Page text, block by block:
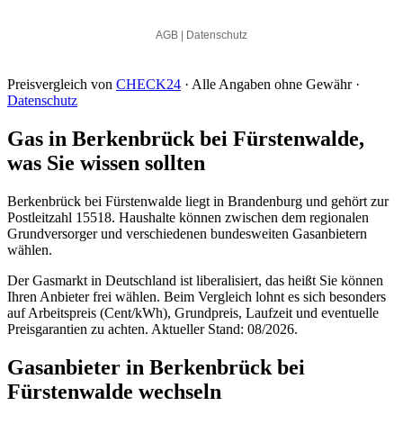
Preisvergleich von CHECK24 · Alle Angaben ohne Gewähr ·
Datenschutz
Gas in Berkenbrück bei Fürstenwalde,
was Sie wissen sollten
Berkenbrück bei Fürstenwalde liegt in Brandenburg und gehört zur
Postleitzahl 15518. Haushalte können zwischen dem regionalen
Grundversorger und verschiedenen bundesweiten Gasanbietern
wählen.
Der Gasmarkt in Deutschland ist liberalisiert, das heißt Sie können
Ihren Anbieter frei wählen. Beim Vergleich lohnt es sich besonders
auf Arbeitspreis (Cent/kWh), Grundpreis, Laufzeit und eventuelle
Preisgarantien zu achten. Aktueller Stand: 08/2026.
Gasanbieter in Berkenbrück bei
Fürstenwalde wechseln